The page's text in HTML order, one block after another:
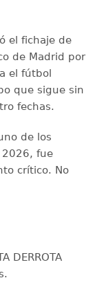
el fichaje de
de Madrid por
el fútbol
que sigue sin
fechas.
de los
2026, fue
crítico. No
DERROTA